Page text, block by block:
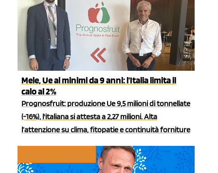
Mele, Ue ai minimi da 9 anni: l’Italia limita il
calo al 2%
Prognosfruit: produzione Ue 9,5 milioni di tonnellate
(-16%), l'italiana si attesta a 2,27 milioni. Alta
l’attenzione su clima, fitopatie e continuità forniture